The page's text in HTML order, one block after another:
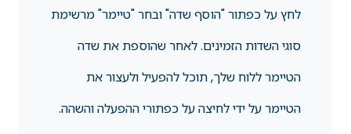
לחץ על כפתור "הוסף שדה" ובחר "טיימר" מרשימת
סוגי השדות הזמינים. לאחר שהוספת את שדה
הטיימר ללוח שלך, תוכל להפעיל ולעצור את
הטיימר על ידי לחיצה על כפתורי ההפעלה והשהה.